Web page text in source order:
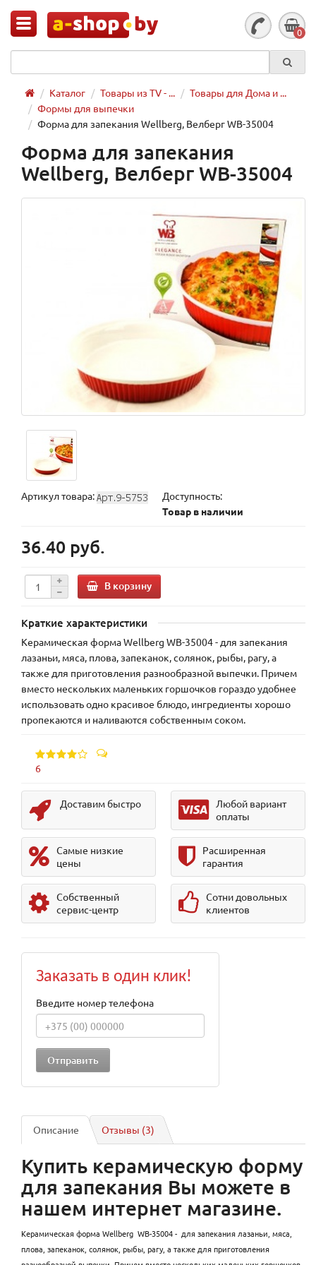
0
Каталог Товары из TV - ...
Товары для Дома и ...
Формы для выпечки
Форма для запекания Wellberg, Велберг WB-35004
Форма для запекания
Wellberg, Велберг WB-35004
Артикул товара:
Доступность:
Товар в наличии
36.40 руб.
В корзину
Краткие характеристики
Керамическая форма Wellberg WB-35004 - для запекания
лазаньи, мяса, плова, запеканок, солянок, рыбы, рагу, а
также для приготовления разнообразной выпечки. Причем
вместо нескольких маленьких горшочков гораздо удобнее
использовать одно красивое блюдо, ингредиенты хорошо
пропекаются и наливаются собственным соком.
6
Доставим быстро
Любой вариант
оплаты
Самые низкие
цены
Расширенная
гарантия
Собственный
сервис-центр
Сотни довольных
клиентов
Заказать в один клик!
Введите номер телефона
Описание Отзывы (3)
Купить керамическую форму
для запекания Вы можете в
нашем интернет магазине.
Керамическая форма Wellberg WB-35004 - для запекания лазаньи, мяса,
плова, запеканок, солянок, рыбы, рагу, а также для приготовления